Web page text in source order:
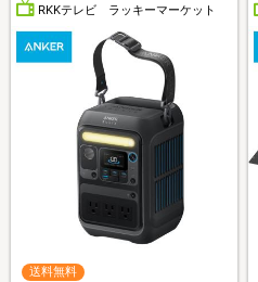
RKKテレビ ラッキーマーケット
送料無料